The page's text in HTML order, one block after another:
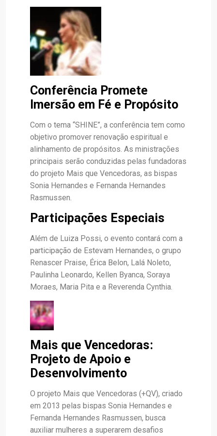
Conferência Promete
Imersão em Fé e Propósito
Com o tema “SHINE”, a conferência tem como
objetivo promover renovação espiritual e
alinhamento de propósitos. As ministrações
principais serão conduzidas pelas fundadoras
do projeto Mais que Vencedoras, as bispas
Sonia Hernandes e Fernanda Hernandes
Rasmussen.
Participações Especiais
Além de Luiza Possi, o evento contará com a
participação de Estevam Hernandes, o grupo
Renascer Praise, Érica Belon, Lalá Noleto,
Paulinha Leonardo, Kellen Byanca, Soraya
Moraes, Maria Pita e a Reverenda Cynthia.
Mais que Vencedoras:
Projeto de Apoio e
Desenvolvimento
O projeto Mais que Vencedoras (+QV), criado
em 2013 pelas bispas Sonia Hernandes e
Fernanda Hernandes Rasmussen, busca
auxiliar mulheres a superarem desafios